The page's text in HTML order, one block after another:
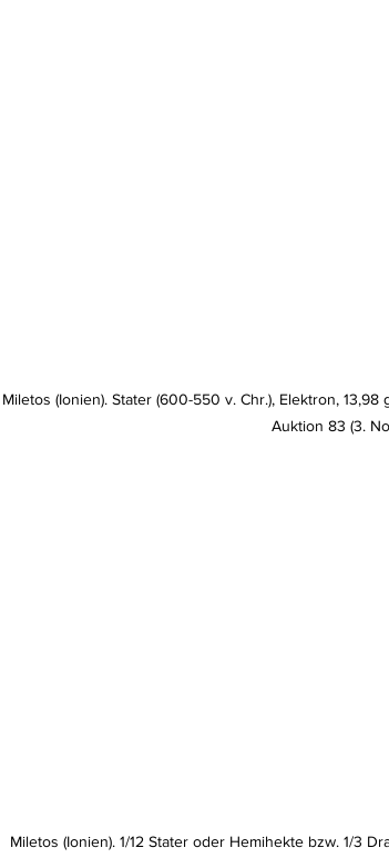
Miletos (Ionien). Stater (600-550 v. Chr.), Elektron,
Auktion 83 (3.
Miletos (Ionien). 1/12 Stater oder Hemihekte bzw. 1/3